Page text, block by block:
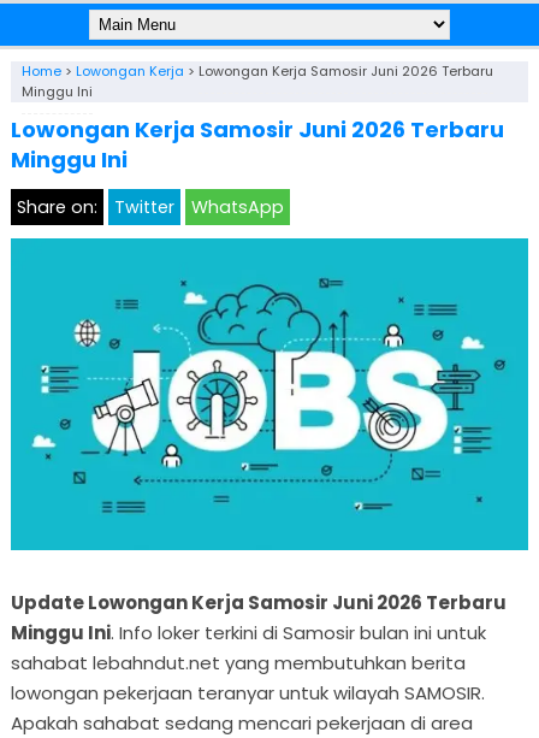
Home> Lowongan Kerja > Lowongan Kerja Samosir Juni 2026 Terbaru
Minggu Ini
Lowongan Kerja Samosir Juni 2026 Terbaru
Minggu Ini
Share on: Twitter WhatsApp
Update Lowongan Kerja Samosir Juni 2026 Terbaru
Minggu Ini. Info loker terkini di Samosir bulan ini untuk
sahabat lebahndut.net yang membutuhkan berita
lowongan pekerjaan teranyar untuk wilayah SAMOSIR.
Apakah sahabat sedang mencari pekerjaan di area